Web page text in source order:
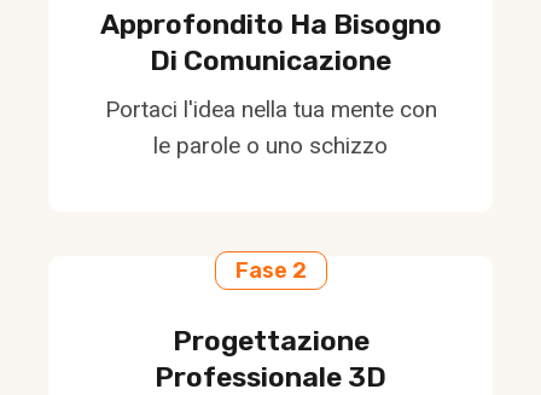
Approfondito Ha Bisogno
Di Comunicazione
Portaci l'idea nella tua mente con
le parole o uno schizzo
Fase 2
Progettazione
Professionale 3D